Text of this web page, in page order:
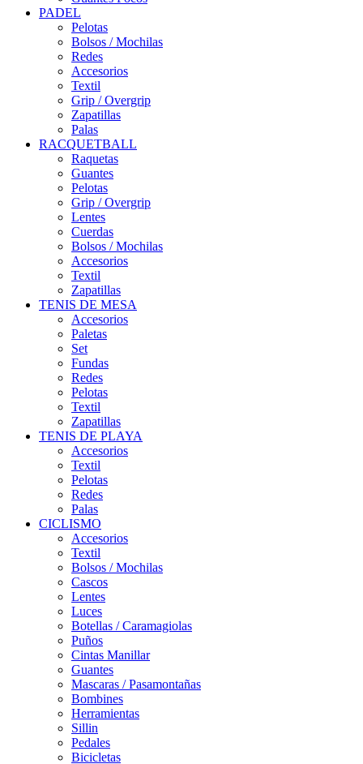
PADEL
Pelotas
Bolsos / Mochilas
Redes
Accesorios
Textil
Grip / Overgrip
Zapatillas
Palas
RACQUETBALL
Raquetas
Guantes
Pelotas
Grip / Overgrip
Lentes
Cuerdas
Bolsos / Mochilas
Accesorios
Textil
Zapatillas
TENIS DE MESA
Accesorios
Paletas
Set
Fundas
Redes
Pelotas
Textil
Zapatillas
TENIS DE PLAYA
Accesorios
Textil
Pelotas
Redes
Palas
CICLISMO
Accesorios
Textil
Bolsos / Mochilas
Cascos
Lentes
Luces
Botellas / Caramagiolas
Puños
Cintas Manillar
Guantes
Mascaras / Pasamontañas
Bombines
Herramientas
Sillin
Pedales
Bicicletas